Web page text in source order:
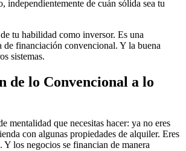
independientemente de cuán sólida sea tu
tu habilidad como inversor. Es una
de financiación convencional. Y la buena
sistemas.
de lo Convencional a lo
mentalidad que necesitas hacer: ya no eres
con algunas propiedades de alquiler. Eres
Y los negocios se financian de manera